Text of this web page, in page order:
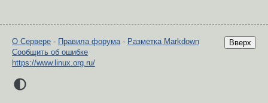
Вверх
О Сервере - Правила форума - Разметка Markdown
Сообщить об ошибке
https://www.linux.org.ru/